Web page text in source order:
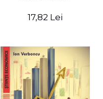
17,82 Lei